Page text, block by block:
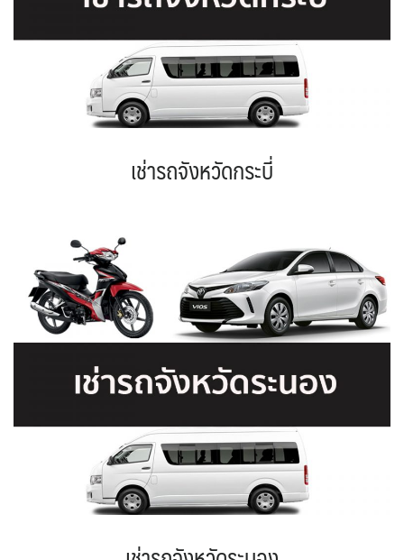
เช่ารถจังหวัดกระบี่